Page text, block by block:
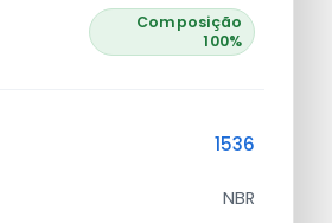
Composição
100%
1536
NBR